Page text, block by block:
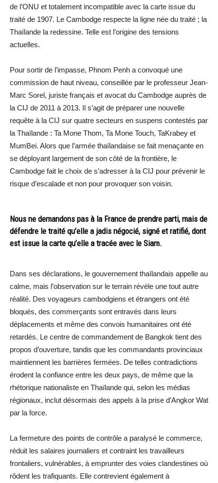
de l’ONU et totalement incompatible avec la carte issue du
traité de 1907. Le Cambodge respecte la ligne née du traité ; la
Thaïlande la redessine. Telle est l’origine des tensions
actuelles.
Pour sortir de l’impasse, Phnom Penh a convoqué une
commission de haut niveau, conseillée par le professeur Jean-
Marc Sorel, juriste français et avocat du Cambodge auprès de
la CIJ de 2011 à 2013. Il s’agit de préparer une nouvelle
requête à la CIJ sur quatre secteurs en suspens contestés par
la Thaïlande : Ta Mone Thom, Ta Mone Touch, TaKrabey et
MumBei. Alors que l’armée thaïlandaise se fait menaçante en
se déployant largement de son côté de la frontière, le
Cambodge fait le choix de s’adresser à la CIJ pour prévenir le
risque d’escalade et non pour provoquer son voisin.
Nous ne demandons pas à la France de prendre parti, mais de
défendre le traité qu’elle a jadis négocié, signé et ratifié, dont
est issue la carte qu’elle a tracée avec le Siam.
Dans ses déclarations, le gouvernement thaïlandais appelle au
calme, mais l’observation sur le terrain révèle une tout autre
réalité. Des voyageurs cambodgiens et étrangers ont été
bloqués, des commerçants sont entravés dans leurs
déplacements et même des convois humanitaires ont été
retardés. Le centre de commandement de Bangkok tient des
propos d’ouverture, tandis que les commandants provinciaux
maintiennent les barrières fermées. De telles contradictions
érodent la confiance entre les deux pays, de même que la
rhétorique nationaliste en Thaïlande qui, selon les médias
régionaux, inclut désormais des appels à la prise d’Angkor Wat
par la force.
La fermeture des points de contrôle a paralysé le commerce,
réduit les salaires journaliers et contraint les travailleurs
frontaliers, vulnérables, à emprunter des voies clandestines où
rôdent les trafiquants. Elle contrevient également à